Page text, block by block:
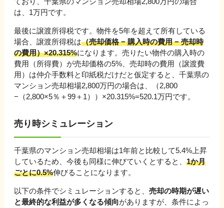
は、 1万円です。
最後に譲渡所得税です。物件を5年を超えて所有している
場合、譲渡所得税は（売却価格 − 購入時の費用 − 売却時
の費用）×20.315%になります。売りたい物件の購入時の
費用（所得費）が売却価格の5%、売却時の費用（譲渡費
用）は仲介手数料と印紙税だけだと仮定すると、 千葉県の
マンション売却相場2,800万円の場合は、（2,800
−（2,800×5％＋99＋ 1））×20.315%=520.1万円です。
売り時シミュレーション
千葉県のマンション売却相場は1年前と比較して5.4%上昇
しているため、今後も同様に伸びていくとすると、 1か月
ごとに0.5%伸びる ことになります。
以下の条件でシミュレーションすると、 売却の時期が遅い
と最終的な利益が多くなる傾向がありますが、条件によっ